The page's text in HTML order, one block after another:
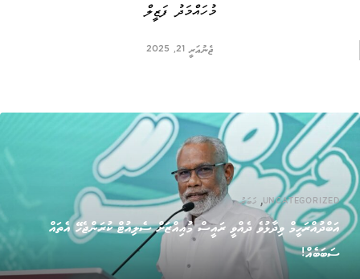
މުހައްމަދު ފަޒީލް
ޖެނުއަރީ 21, 2025
UNCATEGORIZED
,ޚަބަރު
އަބްދުއްރަހީމް ވިދާޅުވެ ދެއްވީ ރައީސް މުއިއްޒަށް ސެލިއުޓް ކުރަންޖެހޭ އެތައް
ސަބަބެއް!